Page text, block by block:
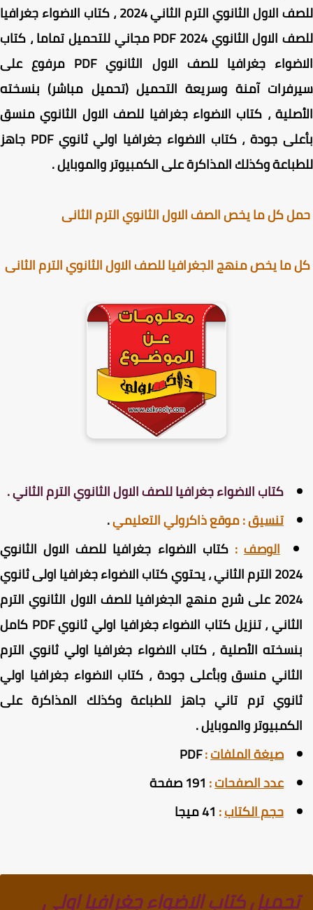
للصف الاول الثانوي الترم الثاني 2024 ، كتاب الاضواء جغرافيا
للصف الاول الثانوي 2024 PDF مجاني للتحميل تماما ، كتاب
الاضواء جغرافيا للصف الاول الثانوي PDF مرفوع على
آمنة وسريعة التحميل (تحميل مباشر) بنسخته
، كتاب الاضواء جغرافيا للصف الاول الثانوي منسق
بأعلى جودة ، كتاب الاضواء جغرافيا اولي ثانوي PDF جاهز
وكذلك المذاكرة على الكمبيوتر والموبايل.
كل ما يخص الصف الاول الثانوي الترم الثانى
يخص منهج الجغرافيا للصف الاول الثانوي الترم الثانى
كتاب الاضواء جغرافيا للصف الاول الثانوي الترم الثاني .
تنسيق:موقع ذاكرولي التعليمي.
الوصف:كتاب الاضواء جغرافيا للصف الاول الثانوي
2024 الترم الثاني ، يحتوي كتاب الاضواء جغرافيا اولى ثانوي
2024 على شرح منهج الجغرافيا للصف الاول الثانوي الترم
الثاني ، تنزيل كتاب الاضواء جغرافيا اولي ثانوي PDF كامل
الأصلية ، كتاب الاضواء جغرافيا اولي ثانوي الترم
منسق وبأعلى جودة ، كتاب الاضواء جغرافيا اولي
ترم تاني جاهز للطباعة وكذلك المذاكرة على
والموبايل .
صيغة الملفات:
PDF
عدد الصفحات:191 صفحة
حجم الكتاب:41 ميجا
تحميل كتاب الاضواء جغرافيا اولي